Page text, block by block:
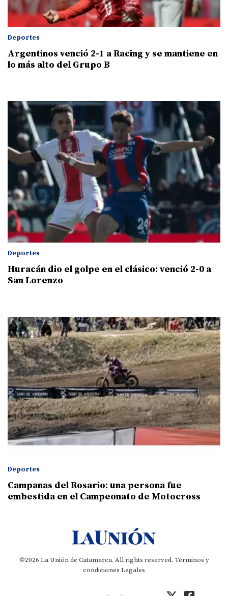
Deportes
Argentinos venció 2-1 a Racing y se mantiene en
lo más alto del Grupo B
Deportes
Huracán dio el golpe en el clásico: venció 2-0 a
San Lorenzo
Deportes
Campanas del Rosario: una persona fue
embestida en el Campeonato de Motocross
©2026 La Unión de Catamarca. All rights reserved. Términos y
condiciones Legales